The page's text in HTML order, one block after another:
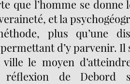
que l’homme se donne
et la
plus qu’une
d’y parvenir. Il
le moyen
de Debord